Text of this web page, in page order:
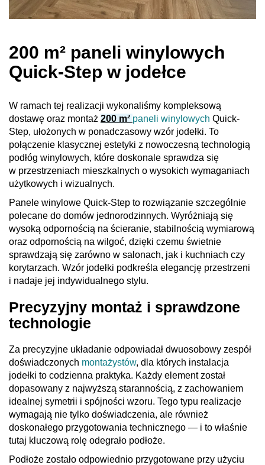
200 m² paneli winylowych
Quick-Step w jodełce
W ramach tej realizacji wykonaliśmy kompleksową
dostawę oraz montaż 200 m² paneli winylowych Quick-
Step, ułożonych w ponadczasowy wzór jodełki. To
połączenie klasycznej estetyki z nowoczesną technologią
podłóg winylowych, które doskonale sprawdza się
w przestrzeniach mieszkalnych o wysokich wymaganiach
użytkowych i wizualnych.
Panele winylowe Quick-Step to rozwiązanie szczególnie
polecane do domów jednorodzinnych. Wyróżniają się
wysoką odpornością na ścieranie, stabilnością wymiarową
oraz odpornością na wilgoć, dzięki czemu świetnie
sprawdzają się zarówno w salonach, jak i kuchniach czy
korytarzach. Wzór jodełki podkreśla elegancję przestrzeni
i nadaje jej indywidualnego stylu.
Precyzyjny montaż i sprawdzone
technologie
Za precyzyjne układanie odpowiadał dwuosobowy zespół
doświadczonych montażystów, dla których instalacja
jodełki to codzienna praktyka. Każdy element został
dopasowany z najwyższą starannością, z zachowaniem
idealnej symetrii i spójności wzoru. Tego typu realizacje
wymagają nie tylko doświadczenia, ale również
doskonałego przygotowania technicznego — i to właśnie
tutaj kluczową rolę odegrało podłoże.
Podłoże zostało odpowiednio przygotowane przy użyciu